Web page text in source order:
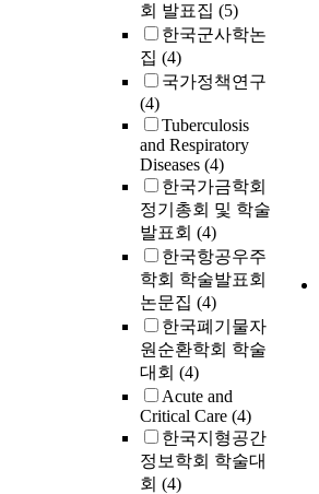
회 발표집 (5)
한국군사학논
집 (4)
국가정책연구
(4)
Tuberculosis
and Respiratory
Diseases (4)
한국가금학회
정기총회 및 학술
발표회 (4)
한국항공우주
학회 학술발표회
논문집 (4)
한국폐기물자
원순환학회 학술
대회 (4)
Acute and
Critical Care (4)
한국지형공간
정보학회 학술대
회 (4)